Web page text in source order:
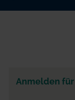
Anmelden